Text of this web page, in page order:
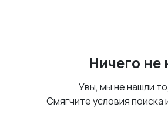
Ничего не
Увы, мы не нашли
Смягчите условия